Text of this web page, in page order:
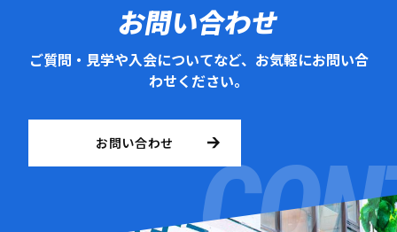
お問い合わせ
ご質問・見学や入会についてなど、お気軽にお問い合
わせください。
お問い合わせ